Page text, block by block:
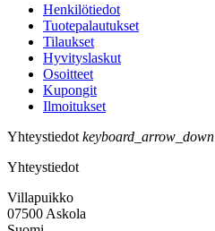
Henkilötiedot
Tuotepalautukset
Tilaukset
Hyvityslaskut
Osoitteet
Kupongit
Ilmoitukset
Yhteystiedot keyboard_arrow_down
Yhteystiedot
Villapuikko
07500 Askola